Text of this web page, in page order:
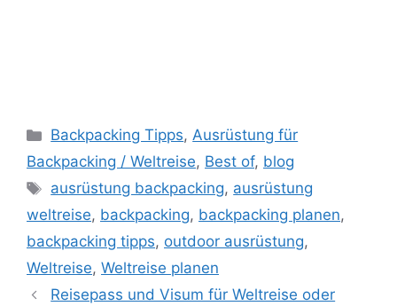
Kategorien
Backpacking Tipps,Ausrüstung für
Backpacking / Weltreise, Best of, blog
Schlagwörter
ausrüstung backpacking, ausrüstung
weltreise, backpacking, backpacking planen,
backpacking tipps, outdoor ausrüstung,
Weltreise, Weltreise planen
Reisepass und Visum für Weltreise oder